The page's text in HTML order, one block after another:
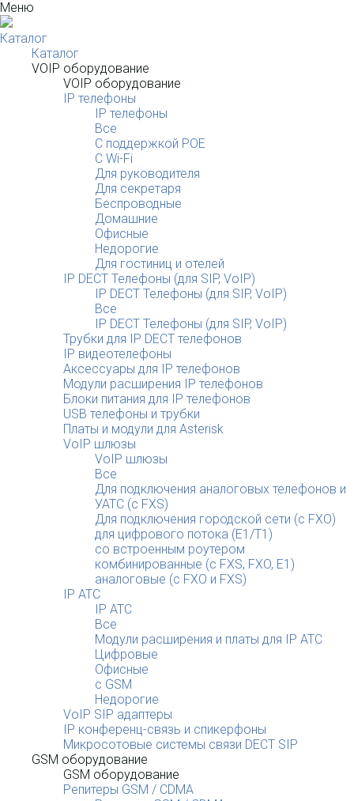
Меню
Каталог
Каталог
VOIP оборудование
VOIP оборудование
IP телефоны
IP телефоны
Все
С поддержкой POE
C Wi-Fi
Для руководителя
Для секретаря
Беспроводные
Домашние
Офисные
Недорогие
Для гостиниц и отелей
IP DECT Телефоны (для SIP, VoIP)
IP DECT Телефоны (для SIP, VoIP)
Все
IP DECT Телефоны (для SIP, VoIP)
Трубки для IP DECT телефонов
IP видеотелефоны
Аксессуары для IP телефонов
Модули расширения IP телефонов
Блоки питания для IP телефонов
USB телефоны и трубки
Платы и модули для Asterisk
VoIP шлюзы
VoIP шлюзы
Все
Для подключения аналоговых телефонов и
УАТС (с FXS)
Для подключения городской сети (с FXO)
для цифрового потока (E1/T1)
со встроенным роутером
комбинированные (c FXS, FXO, E1)
аналоговые (с FXO и FXS)
IP АТС
IP АТС
Все
Модули расширения и платы для IP АТС
Цифровые
Офисные
с GSM
Недорогие
VoIP SIP адаптеры
IP конференц-связь и спикерфоны
Микросотовые системы связи DECT SIP
GSM оборудование
GSM оборудование
Репитеры GSM / CDMA